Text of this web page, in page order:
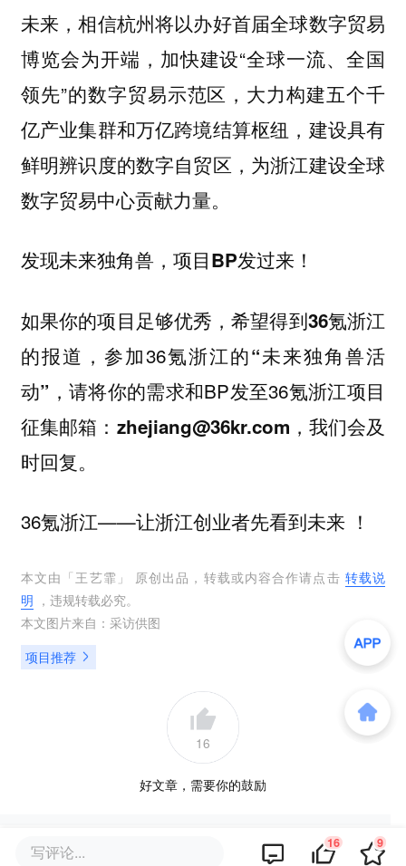
未来，相信杭州将以办好首届全球数字贸易
博览会为开端，加快建设“全球一流、全国
领先”的数字贸易示范区，大力构建五个千
亿产业集群和万亿跨境结算枢纽，建设具有
鲜明辨识度的数字自贸区，为浙江建设全球
数字贸易中心贡献力量。
发现未来独角兽，项目BP发过来！
如果你的项目足够优秀，希望得到36氪浙江
的报道 ，参加36氪浙江的“未来独角兽活
动” ，请将你的需求和BP发至36氪浙江项目
征集邮箱： zhejiang@36kr.com ，我们会及
时回复。
36氪浙江——让浙江创业者先看到未来 ！
本文由「 王艺霏 」 原创出品，转载或内容合作请点击 转载说
明 ，违规转载必究。
本文图片来自： 采访供图
项目推荐
16
好文章，需要你的鼓励
提及的项目 查看项目库
写评论... 16 9